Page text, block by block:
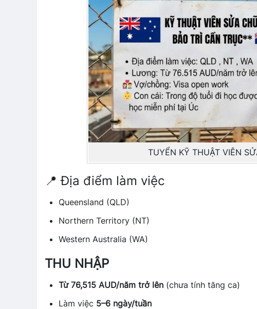
TUYỂN KỸ THUẬT VIÊN
📍 Địa điểm làm việc
Queensland (QLD)
Northern Territory (NT)
Western Australia (WA)
THU NHẬP
Từ 76,515 AUD/năm trở lên (chưa tính tăng ca)
Làm việc 5–6 ngày/tuần